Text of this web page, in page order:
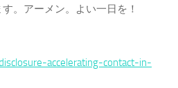
。アーメン。よい一日を！
accelerating-contact-in-